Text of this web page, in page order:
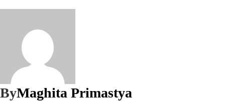
ByMaghita Primastya